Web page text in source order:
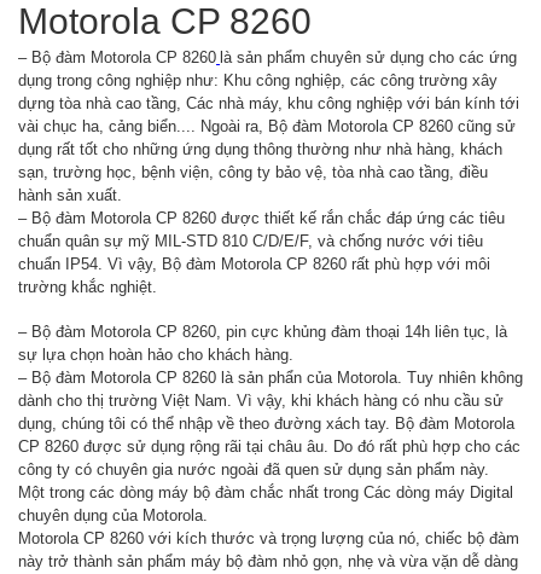
Motorola CP 8260
– Bộ đàm Motorola CP 8260 là sản phẩm chuyên sử dụng cho các ứng
dụng trong công nghiệp như: Khu công nghiệp, các công trường xây
dựng tòa nhà cao tầng, Các nhà máy, khu công nghiệp với bán kính tới
vài chục ha, cảng biển.... Ngoài ra, Bộ đàm Motorola CP 8260 cũng sử
dụng rất tốt cho những ứng dụng thông thường như nhà hàng, khách
sạn, trường học, bệnh viện, công ty bảo vệ, tòa nhà cao tầng, điều
hành sản xuất.
– Bộ đàm Motorola CP 8260 được thiết kế rắn chắc đáp ứng các tiêu
chuẩn quân sự mỹ MIL-STD 810 C/D/E/F, và chống nước với tiêu
chuẩn IP54. Vì vậy, Bộ đàm Motorola CP 8260 rất phù hợp với môi
trường khắc nghiệt.
– Bộ đàm Motorola CP 8260, pin cực khủng đàm thoại 14h liên tục, là
sự lựa chọn hoàn hảo cho khách hàng.
– Bộ đàm Motorola CP 8260 là sản phẩn của Motorola. Tuy nhiên không
dành cho thị trường Việt Nam. Vì vậy, khi khách hàng có nhu cầu sử
dụng, chúng tôi có thể nhập về theo đường xách tay. Bộ đàm Motorola
CP 8260 được sử dụng rộng rãi tại châu âu. Do đó rất phù hợp cho các
công ty có chuyên gia nước ngoài đã quen sử dụng sản phẩm này.
Một trong các dòng máy bộ đàm chắc nhất trong Các dòng máy Digital
chuyên dụng của Motorola.
Motorola CP 8260 với kích thước và trọng lượng của nó, chiếc bộ đàm
này trở thành sản phẩm máy bộ đàm nhỏ gọn, nhẹ và vừa vặn dễ dàng